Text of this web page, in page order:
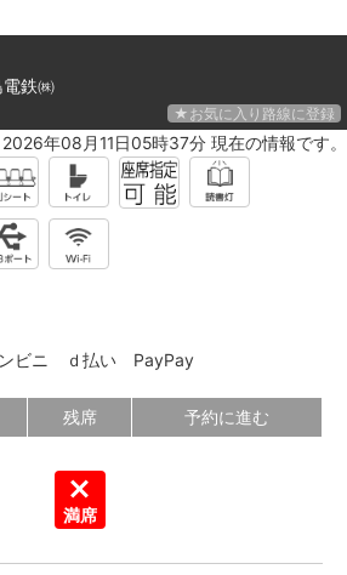
電鉄㈱
★お気に入り路線に登録
年08月11日05時37分 現在の情報です。
ビニ ｄ払い PayPay
残席 予約に進む
満席